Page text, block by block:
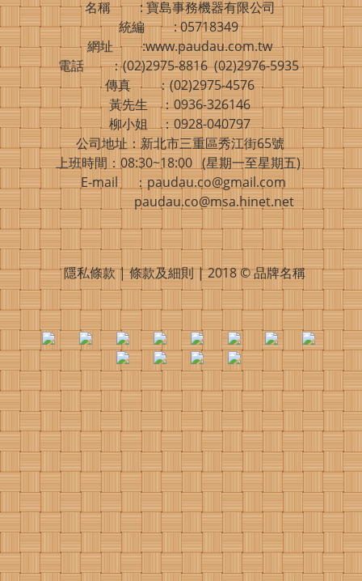
名稱 : 寶島事務機器有限公司
統編 : 05718349
網址 :www.paudau.com.tw
電話 ：(02)2975-8816 (02)2976-5935
傳真 ：(02)2975-4576
黃先生 ：0936-326146
柳小姐 ：0928-040797
公司地址：新北市三重區秀江街65號
上班時間：08:30~18:00 (星期一至星期五)
E-mail ：paudau.co@gmail.com
paudau.co@msa.hinet.net
隱私條款 | 條款及細則 | 2018 © 品牌名稱